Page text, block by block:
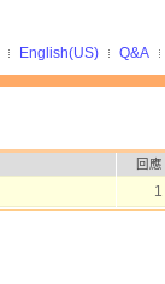
English(US) Q&A
回應
1